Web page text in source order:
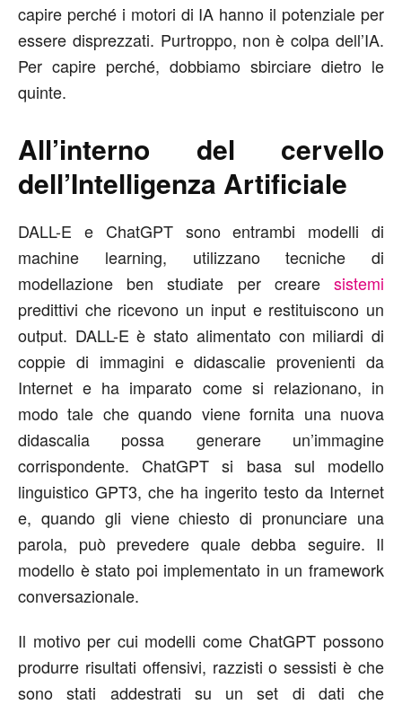
capire perché i motori di IA hanno il potenziale per
essere disprezzati. Purtroppo, non è colpa dell’IA.
Per capire perché, dobbiamo sbirciare dietro le
quinte.
All’interno del cervello
dell’Intelligenza Artificiale
DALL-E e ChatGPT sono entrambi modelli di
machine learning, utilizzano tecniche di
modellazione ben studiate per creare sistemi
predittivi che ricevono un input e restituiscono un
output. DALL-E è stato alimentato con miliardi di
coppie di immagini e didascalie provenienti da
Internet e ha imparato come si relazionano, in
modo tale che quando viene fornita una nuova
didascalia possa generare un’immagine
corrispondente. ChatGPT si basa sul modello
linguistico GPT3, che ha ingerito testo da Internet
e, quando gli viene chiesto di pronunciare una
parola, può prevedere quale debba seguire. Il
modello è stato poi implementato in un framework
conversazionale.
Il motivo per cui modelli come ChatGPT possono
produrre risultati offensivi, razzisti o sessisti è che
sono stati addestrati su un set di dati che